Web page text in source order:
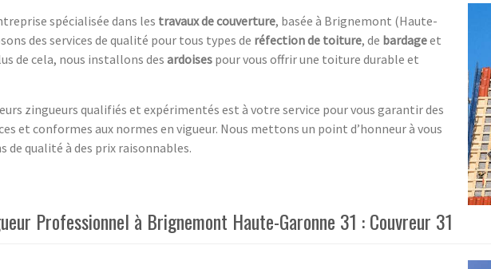
spécialisée dans les travaux de couverture, basée à Brignemont (Haute-
des services de qualité pour tous types de réfection de toiture, de bardageet
de cela, nous installons des ardoises pour vous offrir une toiture durable et
zingueurs qualifiés et expérimentés est à votre service pour vous garantir des
et conformes aux normes en vigueur. Nous mettons un point d’honneur à vous
de qualité à des prix raisonnables.
Professionnel à Brignemont Haute-Garonne 31 : Couvreur 31